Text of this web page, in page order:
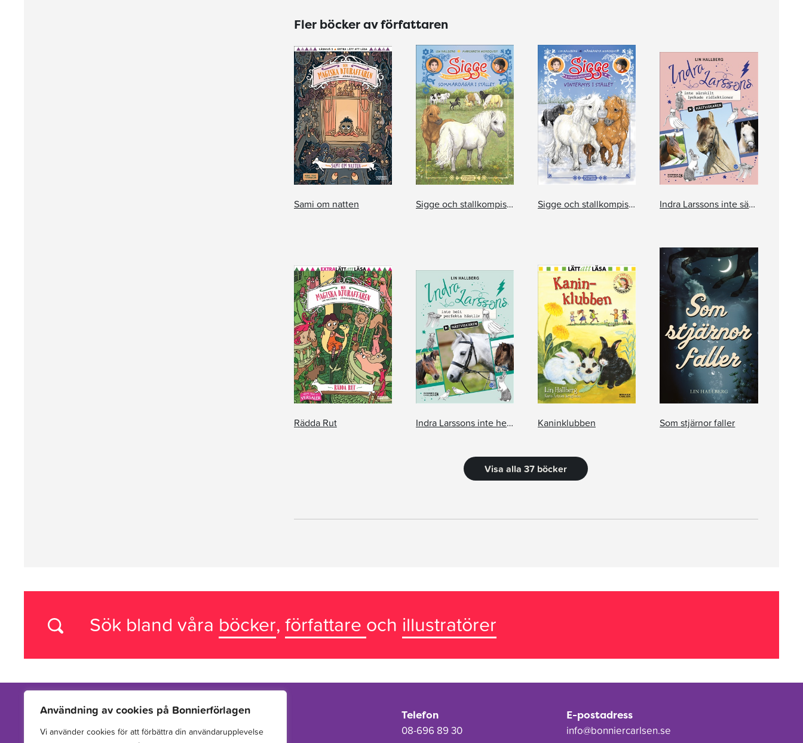
Användning av cookies på Bonnierförlagen
Vi använder cookies för att förbättra din användarupplevelse
Fler böcker av författaren
Sami om natten Sigge och stallkompisarna. Sommardagar i stallet Sigge och stallkompisarna. Vintermys i stallet Indra Larssons inte särskilt lyckade ridlektioner
Rädda Rut Indra Larssons inte helt perfekta hästliv Kaninklubben Som stjärnor faller
Visa alla 37 böcker
Sök bland våra böcker,författare och illustratörer
Telefon
08-696 89 30
E-postadress
info@bonniercarlsen.se